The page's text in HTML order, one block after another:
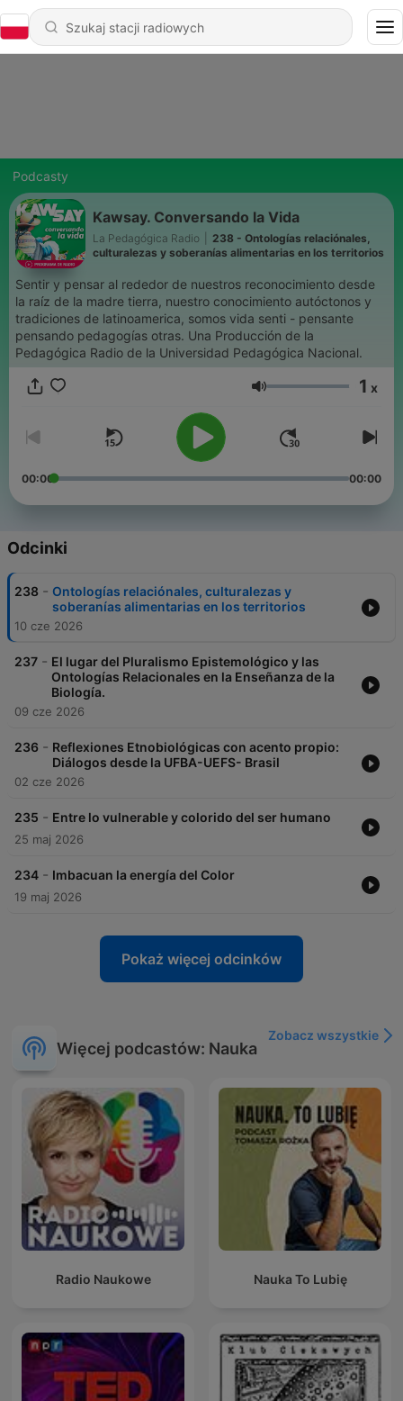
Podcasty
Kawsay. Conversando la Vida
La Pedagógica Radio
238 - Ontologías relaciónales,
culturalezas y soberanías alimentarias en los territorios
Sentir y pensar al rededor de nuestros reconocimiento desde
la raíz de la madre tierra, nuestro conocimiento autóctonos y
tradiciones de latinoamerica, somos vida senti - pensante
pensando pedagogías otras. Una Producción de la
Pedagógica Radio de la Universidad Pedagógica Nacional.
Głośność 1 x
00:00 00:00
Odcinki
238 - Ontologías relaciónales, culturalezas y
soberanías alimentarias en los territorios
10 cze 2026
237 - El lugar del Pluralismo Epistemológico y las
Ontologías Relacionales en la Enseñanza de la
Biología.
09 cze 2026
236 - Reflexiones Etnobiológicas con acento propio:
Diálogos desde la UFBA-UEFS- Brasil
02 cze 2026
235 - Entre lo vulnerable y colorido del ser humano
25 maj 2026
234 - Imbacuan la energía del Color
19 maj 2026
Pokaż więcej odcinków
Więcej podcastów: Nauka
Zobacz wszystkie
Radio Naukowe Nauka To Lubię